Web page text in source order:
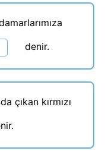
denir.
çıkan kırmızı